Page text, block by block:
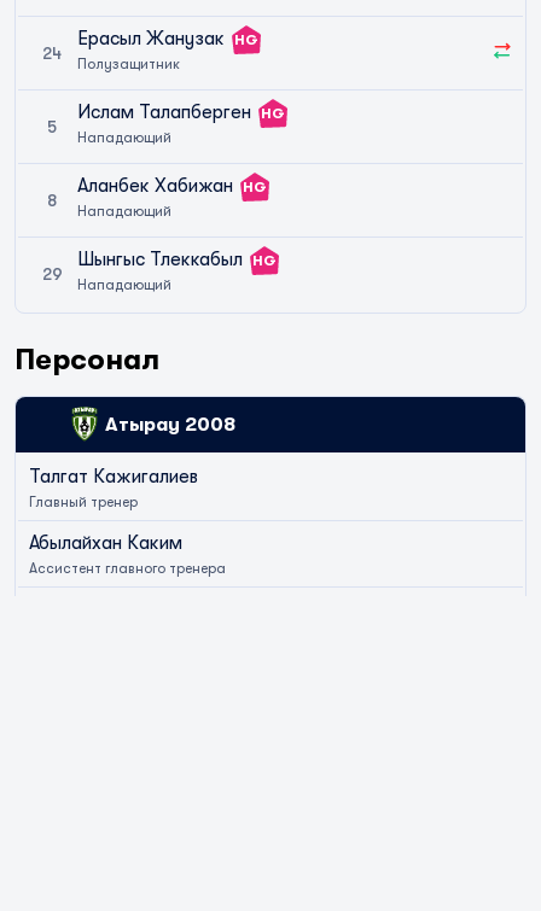
24
Ерасыл Жанузак
Полузащитник
HG
5
Ислам Талапберген
Нападающий
HG
8
Аланбек Хабижан
Нападающий
HG
29
Шынгыс Тлеккабыл
Нападающий
HG
Персонал
Атырау 2008
Талгат Кажигалиев
Главный тренер
Абылайхан Каким
Ассистент главного тренера